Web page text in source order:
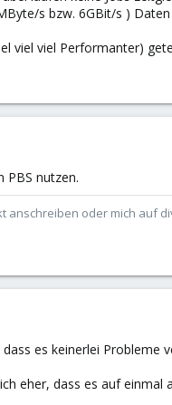
s bzw. 6GBit/s ) Daten
viel viel Performanter)
PBS nutzen.
anschreiben oder mich auf
es keinerlei Probleme
eher, dass es auf einmal